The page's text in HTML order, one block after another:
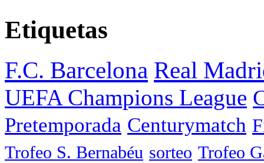
Etiquetas
F.C. Barcelona Real
UEFA Champions League
Pretemporada Centurymatch
Trofeo S. Bernabéu sorteo Trofeo